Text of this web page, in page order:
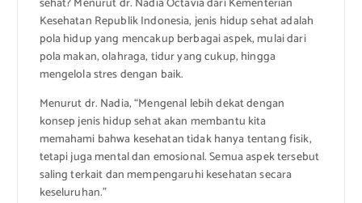
Kesehatan Republik Indonesia, jenis hidup sehat adalah
pola hidup yang mencakup berbagai aspek, mulai dari
pola makan, olahraga, tidur yang cukup, hingga
mengelola stres dengan baik.
Menurut dr. Nadia, “Mengenal lebih dekat dengan
konsep jenis hidup sehat akan membantu kita
memahami bahwa kesehatan tidak hanya tentang fisik,
tetapi juga mental dan emosional. Semua aspek tersebut
saling terkait dan mempengaruhi kesehatan secara
keseluruhan.”